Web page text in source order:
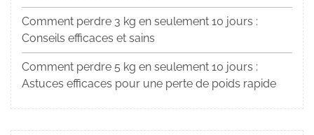
Comment perdre 3 kg en seulement 10 jours :
Conseils efficaces et sains
Comment perdre 5 kg en seulement 10 jours :
Astuces efficaces pour une perte de poids rapide